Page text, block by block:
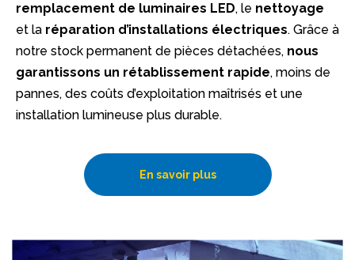
remplacement de luminaires LED, le nettoyage
et la réparation d’installations électriques. Grâce à
notre stock permanent de pièces détachées, nous
garantissons un rétablissement rapide, moins de
pannes, des coûts d’exploitation maîtrisés et une
installation lumineuse plus durable.
En savoir plus